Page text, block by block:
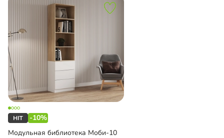
-10%
Модульная библиотека Моби-10